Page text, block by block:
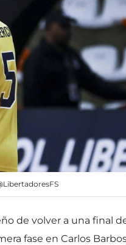
de volver a una final
fase en Carlos